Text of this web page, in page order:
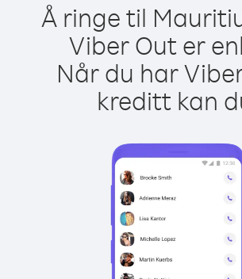
Å ringe til
Viber Out er
Når du har
kreditt kan